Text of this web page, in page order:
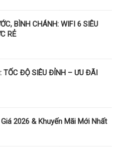
BÌNH CHÁNH: WIFI 6 SIÊU
RẺ
TỐC ĐỘ SIÊU ĐỈNH – ƯU ĐÃI
2026 & Khuyến Mãi Mới Nhất